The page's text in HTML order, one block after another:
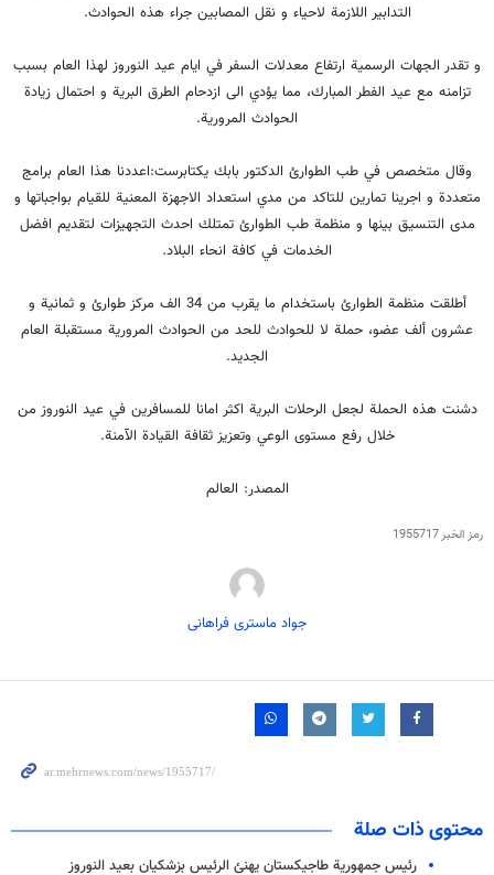
التدابير اللازمة لاحياء و نقل المصابين جراء هذه الحوادث.
و تقدر الجهات الرسمیة ارتفاع معدلات السفر في ايام عيد النوروز لهذا العام بسبب
تزامنه مع عيد الفطر المبارك، مما يؤدي الى ازدحام الطرق البرية و احتمال زيادة
الحوادث المرورية.
وقال متخصص في طب الطوارئ الدكتور بابك يكتابرست:اعددنا هذا العام برامج
متعددة و اجرينا تمارين للتاكد من مدي استعداد الاجهزة المعنية للقيام بواجباتها و
مدى التنسيق بينها و منظمة طب الطوارئ تمتلك احدث التجهيزات لتقديم افضل
الخدمات في كافة انحاء البلاد.
أطلقت منظمة الطوارئ باستخدام ما يقرب من 34 الف مركز طوارئ و ثمانية و
عشرون ألف عضو، حملة لا للحوادث للحد من الحوادث المرورية مستقبلة العام
الجديد.
دشنت هذه الحملة لجعل الرحلات البرية اكثر امانا للمسافرين في عيد النوروز من
خلال رفع مستوى الوعي وتعزيز ثقافة القيادة الآمنة.
المصدر: العالم
رمز الخبر1955717
جواد ماستری فراهانی
محتوى ذات صلة
رئيس جمهورية طاجيكستان يهنئ الرئيس بزشكيان بعيد النوروز